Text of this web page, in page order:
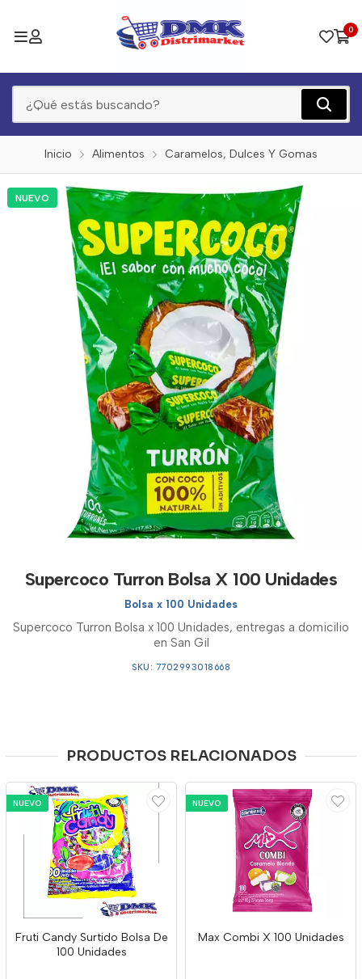
0
Inicio Alimentos Caramelos, Dulces Y Gomas
NUEVO
Supercoco Turron Bolsa X 100 Unidades
Bolsa x 100 Unidades
Supercoco Turron Bolsa x 100 Unidades, entregas a domicilio
en San Gil
SKU: 7702993018668
PRODUCTOS RELACIONADOS
NUEVO
Fruti Candy Surtido Bolsa De
100 Unidades
NUEVO
Max Combi X 100 Unidades